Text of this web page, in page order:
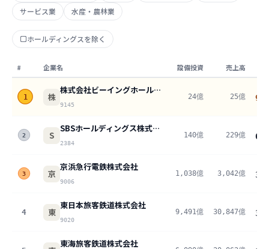
サービス業
水産・農林業
ホールディングスを除く
# 企業名 設備投資 売上高
1 株
株式会社ビーイングホールディングス
9145
24億 25億
2 S
SBSホールディングス株式会社
2384
140億 229億
3 京
京浜急行電鉄株式会社
9006
1,038億 3,042億
4 東
東日本旅客鉄道株式会社
9020
9,491億 30,847億
東海旅客鉄道株式会社